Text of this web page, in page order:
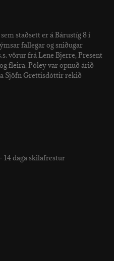
staðsett er á Bárustíg 8 í
fallegar og sniðugar
vörur frá Lene Bjerre, Present
fleira. Póley var opnuð árið
Sjöfn Grettisdóttir rekið
daga skilafrestur